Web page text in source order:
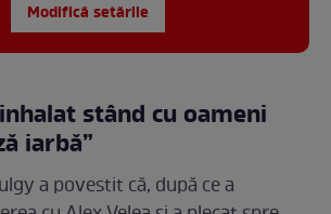
Modifică setările
stând cu oameni
iarbă”
a povestit că, după ce a